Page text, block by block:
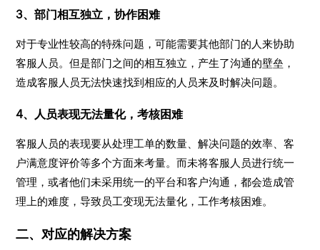
3、部门相互独立，协作困难
对于专业性较高的特殊问题，可能需要其他部门的人来协助
客服人员。但是部门之间的相互独立，产生了沟通的壁垒，
造成客服人员无法快速找到相应的人员来及时解决问题。
4、人员表现无法量化，考核困难
客服人员的表现要从处理工单的数量、解决问题的效率、客
户满意度评价等多个方面来考量。而未将客服人员进行统一
管理，或者他们未采用统一的平台和客户沟通，都会造成管
理上的难度，导致员工变现无法量化，工作考核困难。
二、对应的解决方案